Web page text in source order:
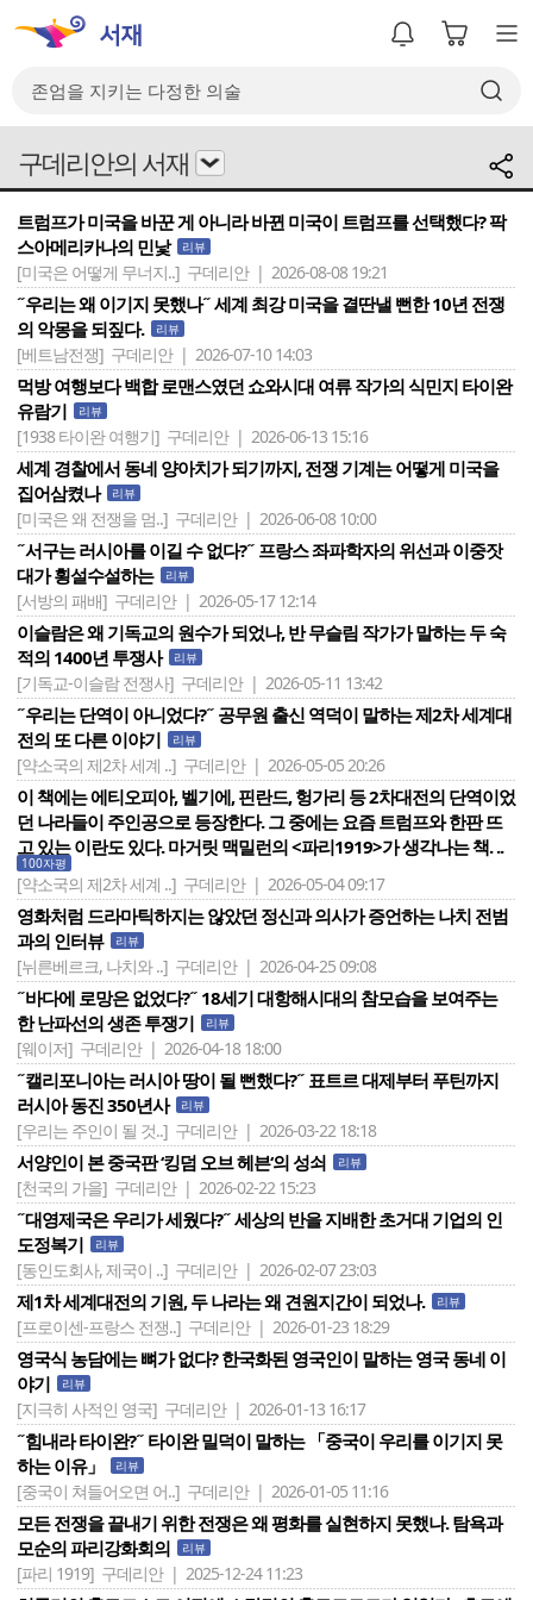
구데리안의 서재
트럼프가 미국을 바꾼 게 아니라 바뀐 미국이 트럼프를 선택했다? 팍
스아메리카나의 민낯
리뷰
[미국은 어떻게 무너지..] 구데리안 | 2026-08-08 19:21
˝우리는 왜 이기지 못했나˝ 세계 최강 미국을 결딴낼 뻔한 10년 전쟁
의 악몽을 되짚다.
리뷰
[베트남전쟁] 구데리안 | 2026-07-10 14:03
먹방 여행보다 백합 로맨스였던 쇼와시대 여류 작가의 식민지 타이완
유람기
리뷰
[1938 타이완 여행기] 구데리안 | 2026-06-13 15:16
세계 경찰에서 동네 양아치가 되기까지, 전쟁 기계는 어떻게 미국을
집어삼켰나
리뷰
[미국은 왜 전쟁을 멈..] 구데리안 | 2026-06-08 10:00
˝서구는 러시아를 이길 수 없다?˝ 프랑스 좌파학자의 위선과 이중잣
대가 횡설수설하는
리뷰
[서방의 패배] 구데리안 | 2026-05-17 12:14
이슬람은 왜 기독교의 원수가 되었나, 반 무슬림 작가가 말하는 두 숙
적의 1400년 투쟁사
리뷰
[기독교-이슬람 전쟁사] 구데리안 | 2026-05-11 13:42
˝우리는 단역이 아니었다?˝ 공무원 출신 역덕이 말하는 제2차 세계대
전의 또 다른 이야기
리뷰
[약소국의 제2차 세계 ..] 구데리안 | 2026-05-05 20:26
이 책에는 에티오피아, 벨기에, 핀란드, 헝가리 등 2차대전의 단역이었
던 나라들이 주인공으로 등장한다. 그 중에는 요즘 트럼프와 한판 뜨
고 있는 이란도 있다. 마거릿 맥밀런의 <파리1919>가 생각나는 책. ..
100자평
[약소국의 제2차 세계 ..] 구데리안 | 2026-05-04 09:17
영화처럼 드라마틱하지는 않았던 정신과 의사가 증언하는 나치 전범
과의 인터뷰
리뷰
[뉘른베르크, 나치와 ..] 구데리안 | 2026-04-25 09:08
˝바다에 로망은 없었다?˝ 18세기 대항해시대의 참모습을 보여주는
한 난파선의 생존 투쟁기
리뷰
[웨이저] 구데리안 | 2026-04-18 18:00
˝캘리포니아는 러시아 땅이 될 뻔했다?˝ 표트르 대제부터 푸틴까지
러시아 동진 350년사
리뷰
[우리는 주인이 될 것..] 구데리안 | 2026-03-22 18:18
서양인이 본 중국판 ‘킹덤 오브 헤븐‘의 성쇠 리뷰
[천국의 가을] 구데리안 | 2026-02-22 15:23
˝대영제국은 우리가 세웠다?˝ 세상의 반을 지배한 초거대 기업의 인
도정복기
리뷰
[동인도회사, 제국이 ..] 구데리안 | 2026-02-07 23:03
제1차 세계대전의 기원, 두 나라는 왜 견원지간이 되었나. 리뷰
[프로이센-프랑스 전쟁..] 구데리안 | 2026-01-23 18:29
영국식 농담에는 뼈가 없다? 한국화된 영국인이 말하는 영국 동네 이
야기
리뷰
[지극히 사적인 영국] 구데리안 | 2026-01-13 16:17
˝힘내라 타이완?˝ 타이완 밀덕이 말하는 「중국이 우리를 이기지 못
하는 이유」
리뷰
[중국이 쳐들어오면 어..] 구데리안 | 2026-01-05 11:16
모든 전쟁을 끝내기 위한 전쟁은 왜 평화를 실현하지 못했나. 탐욕과
모순의 파리강화회의
리뷰
[파리 1919] 구데리안 | 2025-12-24 11:23